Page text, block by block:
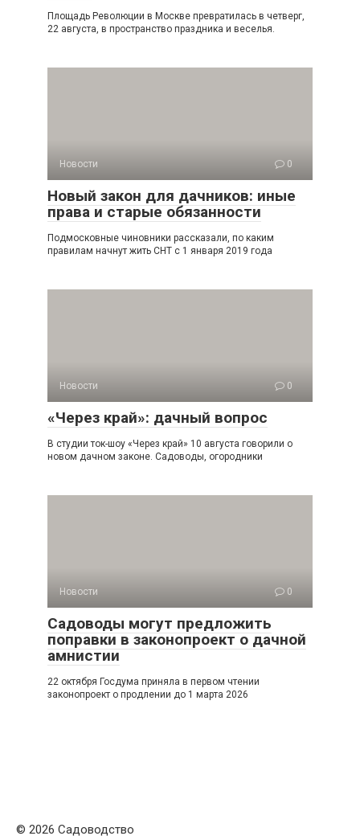
Площадь Революции в Москве превратилась в четверг,
22 августа, в пространство праздника и веселья.
Новости 0
Новый закон для дачников: иные
права и старые обязанности
Подмосковные чиновники рассказали, по каким
правилам начнут жить СНТ с 1 января 2019 года
Новости 0
«Через край»: дачный вопрос
В студии ток-шоу «Через край» 10 августа говорили о
новом дачном законе. Садоводы, огородники
Новости 0
Садоводы могут предложить
поправки в законопроект о дачной
амнистии
22 октября Госдума приняла в первом чтении
законопроект о продлении до 1 марта 2026
© 2026 Садоводство